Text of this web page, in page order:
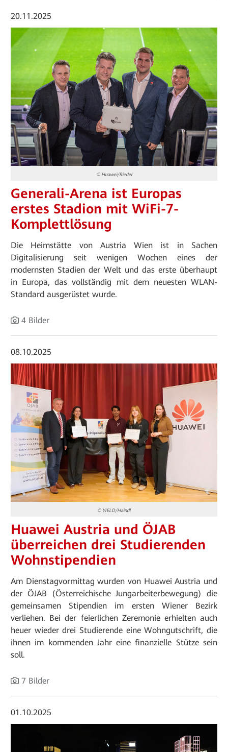
20.11.2025
© Huawei/Rieder
Generali-Arena ist Europas
erstes Stadion mit WiFi-7-
Komplettlösung
Die Heimstätte von Austria Wien ist in Sachen
Digitalisierung seit wenigen Wochen eines der
modernsten Stadien der Welt und das erste überhaupt
in Europa, das vollständig mit dem neuesten WLAN-
Standard ausgerüstet wurde.
4 Bilder
08.10.2025
© YIELD/Haindl
Huawei Austria und ÖJAB
überreichen drei Studierenden
Wohnstipendien
Am Dienstagvormittag wurden von Huawei Austria und
der ÖJAB (Österreichische Jungarbeiterbewegung) die
gemeinsamen Stipendien im ersten Wiener Bezirk
verliehen. Bei der feierlichen Zeremonie erhielten auch
heuer wieder drei Studierende eine Wohngutschrift, die
ihnen im kommenden Jahr eine finanzielle Stütze sein
soll.
7 Bilder
01.10.2025